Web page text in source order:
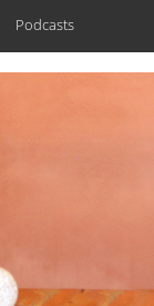
Podcasts